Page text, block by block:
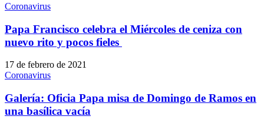
Coronavirus
Papa Francisco celebra el Miércoles de ceniza con
nuevo rito y pocos fieles
17 de febrero de 2021
Coronavirus
Galería: Oficia Papa misa de Domingo de Ramos en
una basílica vacía